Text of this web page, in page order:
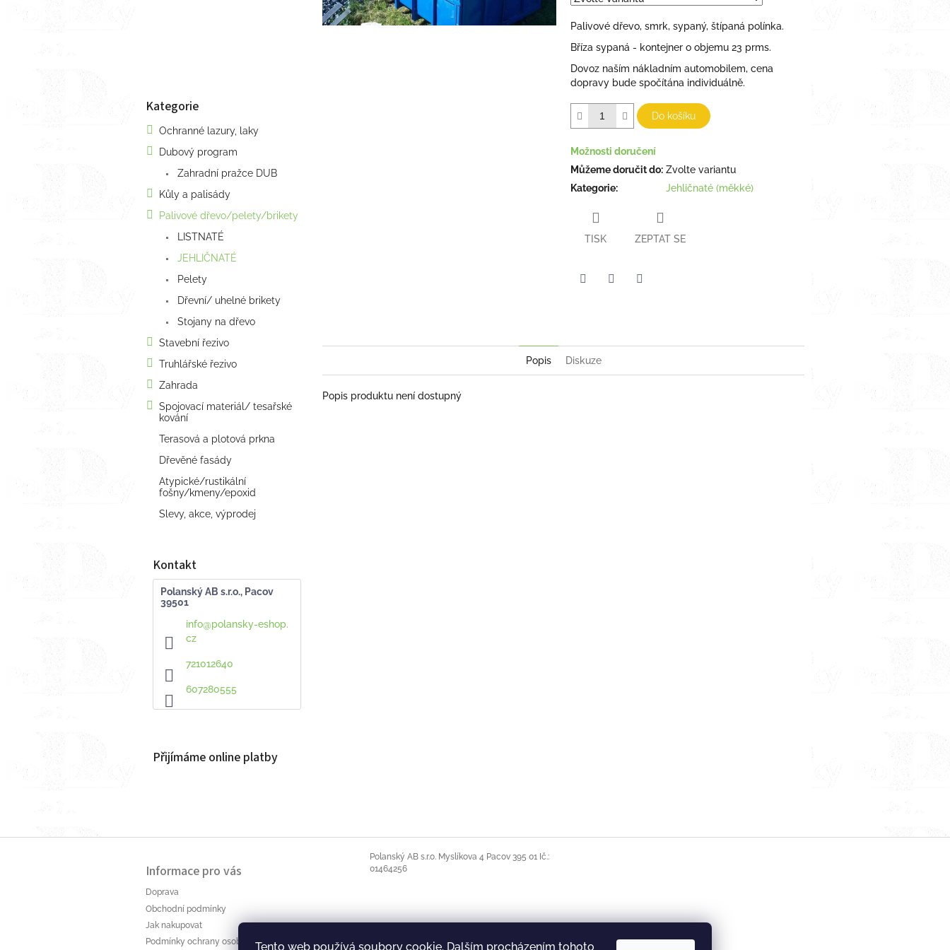
Tento web používá soubory cookie. Dalším procházením tohoto
Přeskočit
Kategorie
Ochranné lazury, laky
Dubový program
Zahradní pražce DUB
Kůly a palisády
Palivové dřevo/pelety/brikety
LISTNATÉ
JEHLIČNATÉ
Pelety
Dřevní/ uhelné brikety
Stojany na dřevo
Stavební řezivo
Truhlářské řezivo
Zahrada
Spojovací materiál/ tesařské
kování
Terasová a plotová prkna
Dřevěné fasády
Atypické/rustikální
fošny/kmeny/epoxid
Slevy, akce, výprodej
Kontakt
Polanský AB s.r.o., Pacov
39501
info@polansky-eshop.
cz
721012640
607280555
Přijímáme online platby
hvězdiček.
Palivové dřevo, smrk, sypaný, štípaná polínka.
Bříza sypaná - kontejner o objemu 23 prms.
Dovoz naším nákladním automobilem, cena
dopravy bude spočítána individuálně.
Do košíku
Možnosti doručení
Můžeme doručit do: Zvolte variantu
Kategorie: Jehličnaté (měkké)
TISK ZEPTAT SE
Popis Diskuze
Popis produktu není dostupný
Informace pro vás
Doprava
Obchodní podmínky
Jak nakupovat
Podmínky ochrany osobních údajů
Polanský AB s.r.o. Myslíkova 4 Pacov 395 01 Ič.:
01464256